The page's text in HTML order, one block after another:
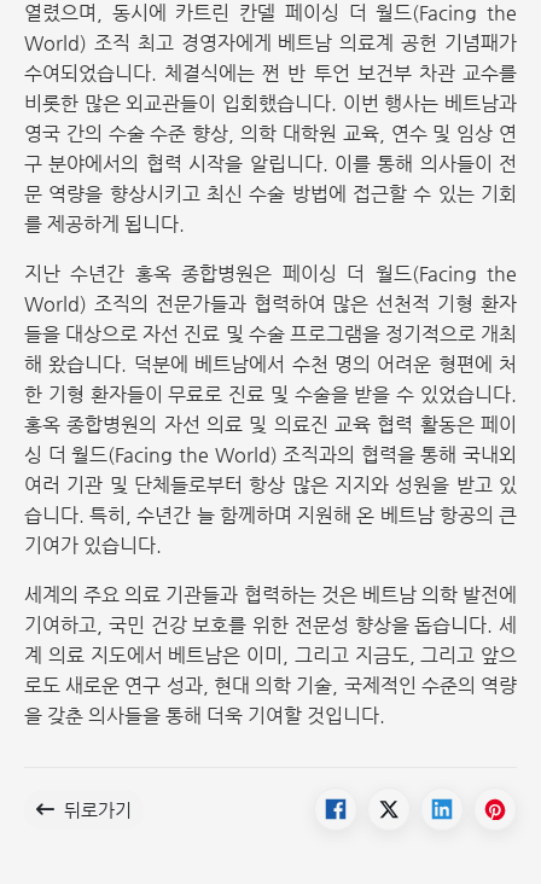
열렸으며, 동시에 카트린 칸델 페이싱 더 월드(Facing the
World) 조직 최고 경영자에게 베트남 의료계 공헌 기념패가
수여되었습니다. 체결식에는 쩐 반 투언 보건부 차관 교수를
비롯한 많은 외교관들이 입회했습니다. 이번 행사는 베트남과
영국 간의 수술 수준 향상, 의학 대학원 교육, 연수 및 임상 연
구 분야에서의 협력 시작을 알립니다. 이를 통해 의사들이 전
문 역량을 향상시키고 최신 수술 방법에 접근할 수 있는 기회
를 제공하게 됩니다.
지난 수년간 홍옥 종합병원은 페이싱 더 월드(Facing the
World) 조직의 전문가들과 협력하여 많은 선천적 기형 환자
들을 대상으로 자선 진료 및 수술 프로그램을 정기적으로 개최
해 왔습니다. 덕분에 베트남에서 수천 명의 어려운 형편에 처
한 기형 환자들이 무료로 진료 및 수술을 받을 수 있었습니다.
홍옥 종합병원의 자선 의료 및 의료진 교육 협력 활동은 페이
싱 더 월드(Facing the World) 조직과의 협력을 통해 국내외
여러 기관 및 단체들로부터 항상 많은 지지와 성원을 받고 있
습니다. 특히, 수년간 늘 함께하며 지원해 온 베트남 항공의 큰
기여가 있습니다.
세계의 주요 의료 기관들과 협력하는 것은 베트남 의학 발전에
기여하고, 국민 건강 보호를 위한 전문성 향상을 돕습니다. 세
계 의료 지도에서 베트남은 이미, 그리고 지금도, 그리고 앞으
로도 새로운 연구 성과, 현대 의학 기술, 국제적인 수준의 역량
을 갖춘 의사들을 통해 더욱 기여할 것입니다.
뒤로가기